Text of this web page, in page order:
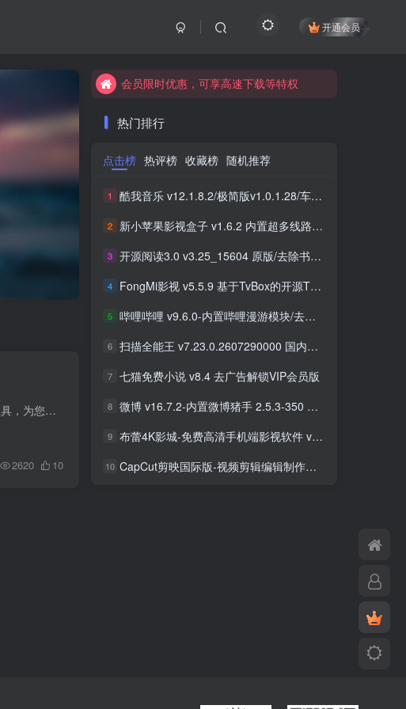
开通会员
Photo Studio影楼为任何级别的摄影师强大的多功能照片编辑应用程序。它包含的工具，为您的照片的基本和高级润饰广大编辑套件。让您的每一个镜头采用了广泛的影响，过滤器，文本编辑和色彩增强工...
2620 10
会员限时优惠，可享高速下载等特权
热门排行
点击榜 热评榜 收藏榜 随机推荐
1 酷我音乐 v12.1.8.2/极简版v1.0.1.28/车机版v7.6.2.21 去广告解锁会员版最新可用版
2 新小苹果影视盒子 v1.6.2 内置超多线路 免捐赠版
3 开源阅读3.0 v3.25_15604 原版/去除书源限制/内置书源版 及 2025.09月书源
4 FongMi影视 v5.5.9 基于TvBox的开源TV盒子&安卓影视播放器
5 哔哩哔哩 v9.6.0-内置哔哩漫游模块/去广告精简优化版
6 扫描全能王 v7.23.0.2607290000 国内版/国际版 解锁本地会员
7 七猫免费小说 v8.4 去广告解锁VIP会员版
8 微博 v16.7.2-内置微博猪手 2.5.3-350 去广告净化模块-支持安卓15
9 布蕾4K影城-免费高清手机端影视软件 v3.5.1 去广告纯净版
10 CapCut剪映国际版-视频剪辑编辑制作工具 v18.8.0 解锁专业版